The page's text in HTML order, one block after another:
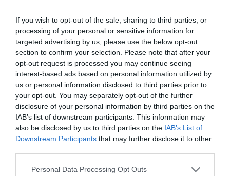
If you wish to opt-out of the sale, sharing to third parties, or
processing of your personal or sensitive information for
targeted advertising by us, please use the below opt-out
section to confirm your selection. Please note that after your
opt-out request is processed you may continue seeing
interest-based ads based on personal information utilized by
us or personal information disclosed to third parties prior to
your opt-out. You may separately opt-out of the further
disclosure of your personal information by third parties on the
IAB’s list of downstream participants. This information may
also be disclosed by us to third parties on the IAB’s List of
Downstream Participants that may further disclose it to other
Personal Data Processing Opt Outs
Índex
NFL
Compartir
Imprimir